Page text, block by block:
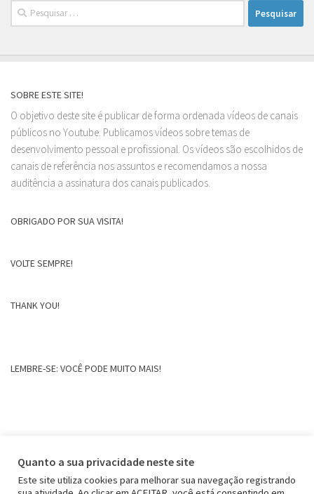
Pesquisar
por:
SOBRE ESTE SITE!
O objetivo deste site é publicar de forma ordenada vídeos de canais
públicos no Youtube. Publicamos vídeos sobre temas de
desenvolvimento pessoal e profissional. Os vídeos são escolhidos de
canais de referência nos assuntos e recomendamos a nossa
auditência a assinatura dos canais publicados.
OBRIGADO POR SUA VISITA!
VOLTE SEMPRE!
THANK YOU!
LEMBRE-SE: VOCÊ PODE MUITO MAIS!
Quanto a sua privacidade neste site
Este site utiliza cookies para melhorar sua navegação registrando